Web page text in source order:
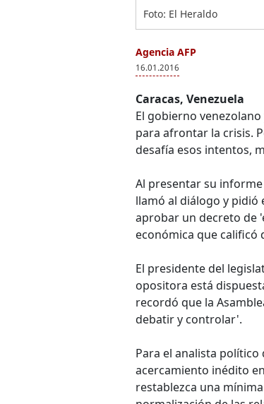
Foto: El Heraldo
Agencia AFP
16.01.2016
Caracas, Venezuela
El gobierno
para afrontar la crisis.
desafía esos intentos,
Al presentar su
llamó al diálogo y pidió
aprobar un decreto de
económica que calificó
El presidente del
opositora está
recordó que la
debatir y controlar'.
Para el analista político
acercamiento inédito
restablezca una